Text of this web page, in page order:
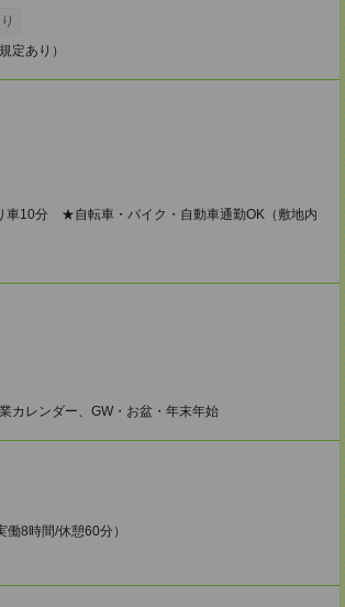
定あり）
車10分 ★自転車・バイク・自動車通勤OK（敷地内
カレンダー、GW・お盆・年末年始
8時間/休憩60分）